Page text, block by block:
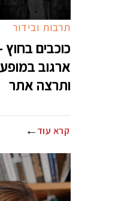
תרבות ובידור
כוכבים בחוץ
ארגוב
ותרצה אתר
קרא עוד